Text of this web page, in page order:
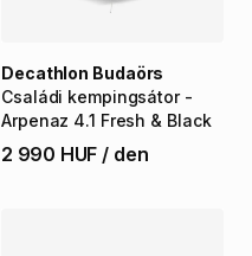
Családi kempingsátor -
Arpenaz 4.1 Fresh & Black
Decathlon Budaörs
2 990 HUF / den